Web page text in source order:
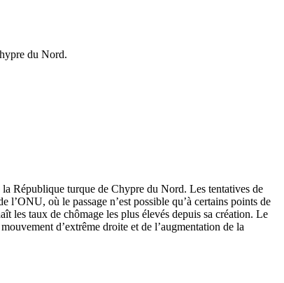
du Nord.
République turque de Chypre du Nord. Les tentatives de
où le passage n’est possible qu’à certains points de
les taux de chômage les plus élevés depuis sa création. Le
d’extrême droite et de l’augmentation de la